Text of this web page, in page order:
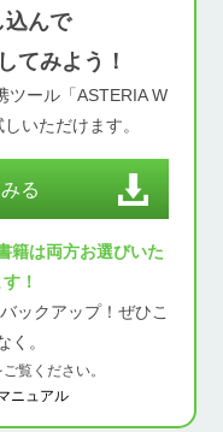
込んで
てみよう！
ツール「ASTERIA W
いただけます。
る
籍は両方お選びいた
！
ックアップ！ぜひこ
く。
覧ください。
ニュアル